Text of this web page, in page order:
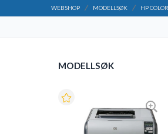
WEBSHOP MODELLSØK HP
MODELLSØK